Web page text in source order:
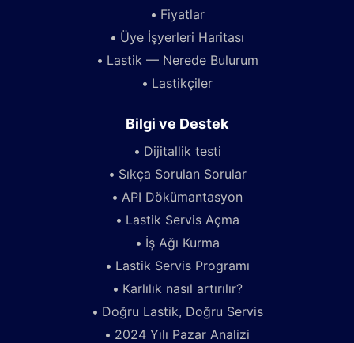
Fiyatlar
Üye İşyerleri Haritası
Lastik — Nerede Bulurum
Lastikçiler
Bilgi ve Destek
Dijitallik testi
Sıkça Sorulan Sorular
API Dökümantasyon
Lastik Servis Açma
İş Ağı Kurma
Lastik Servis Programı
Karlılık nasıl artırılır?
Doğru Lastik, Doğru Servis
2024 Yılı Pazar Analizi